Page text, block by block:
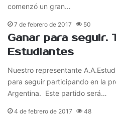
comenzó un gran…
7 de febrero de 2017 50
Ganar para seguir.
Estudiantes
Nuestro representante
para seguir participando en la
Argentina. Este partido será…
4 de febrero de 2017 48